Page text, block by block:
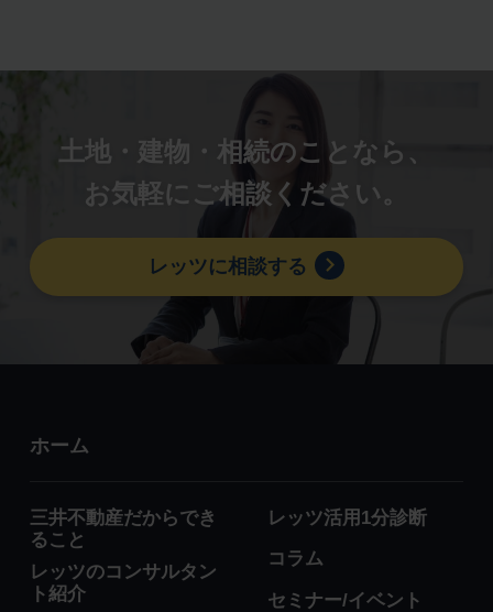
土地・建物・相続のことなら、
お気軽にご相談ください。
レッツに相談する
ホーム
三井不動産だからでき
ること
レッツのコンサルタン
ト紹介
レッツ活用1分診断
コラム
セミナー/イベント